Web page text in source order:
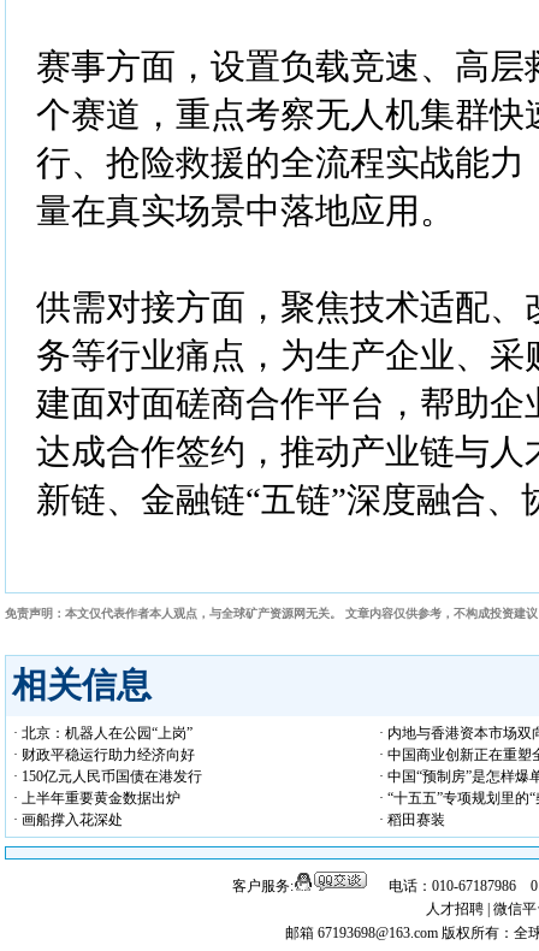
赛事方面，设置负载竞速、高层
个赛道，重点考察无人机集群快
行、抢险救援的全流程实战能力
量在真实场景中落地应用。
供需对接方面，聚焦技术适配、
务等行业痛点，为生产企业、采
建面对面磋商合作平台，帮助企
达成合作签约，推动产业链与人
新链、金融链“五链”深度融合、
免责声明：本文仅代表作者本人观点，与全球矿产资源网无关。 文章内容仅供参考，不构成投资建
相关信息
· 北京：机器人在公园“上岗”
· 内地与香港资本市场双
· 财政平稳运行助力经济向好
· 中国商业创新正在重塑
· 150亿元人民币国债在港发行
· 中国“预制房”是怎样爆
· 上半年重要黄金数据出炉
· “十五五”专项规划里的
· 画船撑入花深处
· 稻田赛装
客户服务:
电话：010-67187986
人才招聘 微信
邮箱 67193698@163.com 版权所有：全